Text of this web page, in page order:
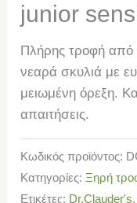
junior
Πλήρης τροφή
νεαρά σκυλιά με
μειωμένη όρεξη.
απαιτήσεις.
Κωδικός προϊόντος:
Κατηγορίες: Ξηρή
Ετικέτες: Dr.Clauder's,